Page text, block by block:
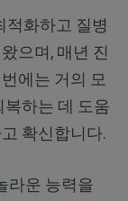
적화하고 질병
으며, 매년 진
에는 거의 모
하는 데 도움
확신합니다.
라운 능력을